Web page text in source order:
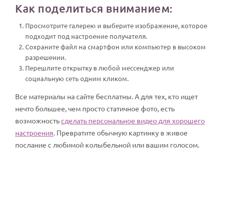
Как поделиться вниманием:
Просмотрите галерею и выберите изображение, которое
подходит под настроение получателя.
Сохраните файл на смартфон или компьютер в высоком
разрешении.
Перешлите открытку в любой мессенджер или
социальную сеть одним кликом.
Все материалы на сайте бесплатны. А для тех, кто ищет
нечто большее, чем просто статичное фото, есть
возможностьсделать персональное видео для хорошего
настроения . Превратите обычную картинку в живое
послание с любимой колыбельной или вашим голосом.